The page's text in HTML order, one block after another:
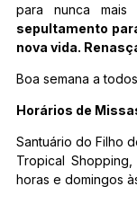
para nunca mais
sepultamento
nova vida.
Boa semana a
Horários de
Santuário do Filho
Tropical
horas e domingos